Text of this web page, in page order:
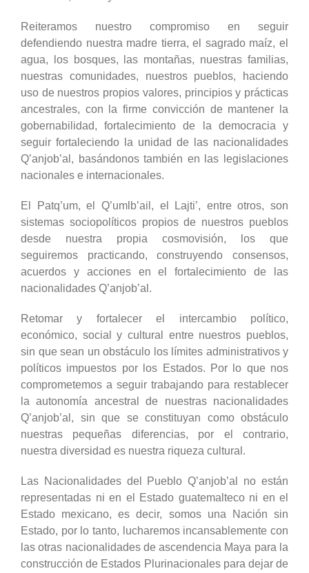
Reiteramos nuestro compromiso en seguir
defendiendo nuestra madre tierra, el sagrado maíz, el
agua, los bosques, las montañas, nuestras familias,
nuestras comunidades, nuestros pueblos, haciendo
uso de nuestros propios valores, principios y prácticas
ancestrales, con la firme convicción de mantener la
gobernabilidad, fortalecimiento de la democracia y
seguir fortaleciendo la unidad de las nacionalidades
Q’anjob’al, basándonos también en las legislaciones
nacionales e internacionales.
El Patq’um, el Q’umlb’ail, el Lajti’, entre otros, son
sistemas sociopolíticos propios de nuestros pueblos
desde nuestra propia cosmovisión, los que
seguiremos practicando, construyendo consensos,
acuerdos y acciones en el fortalecimiento de las
nacionalidades Q’anjob’al.
Retomar y fortalecer el intercambio político,
económico, social y cultural entre nuestros pueblos,
sin que sean un obstáculo los límites administrativos y
políticos impuestos por los Estados. Por lo que nos
comprometemos a seguir trabajando para restablecer
la autonomía ancestral de nuestras nacionalidades
Q’anjob’al, sin que se constituyan como obstáculo
nuestras pequeñas diferencias, por el contrario,
nuestra diversidad es nuestra riqueza cultural.
Las Nacionalidades del Pueblo Q’anjob’al no están
representadas ni en el Estado guatemalteco ni en el
Estado mexicano, es decir, somos una Nación sin
Estado, por lo tanto, lucharemos incansablemente con
las otras nacionalidades de ascendencia Maya para la
construcción de Estados Plurinacionales para dejar de